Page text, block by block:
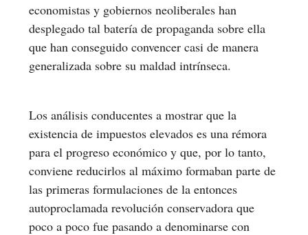
economistas y gobiernos neoliberales han
desplegado tal batería de propaganda sobre ella
que han conseguido convencer casi de manera
generalizada sobre su maldad intrínseca.
Los análisis conducentes a mostrar que la
existencia de impuestos elevados es una rémora
para el progreso económico y que, por lo tanto,
conviene reducirlos al máximo formaban parte de
las primeras formulaciones de la entonces
autoproclamada revolución conservadora que
poco a poco fue pasando a denominarse con